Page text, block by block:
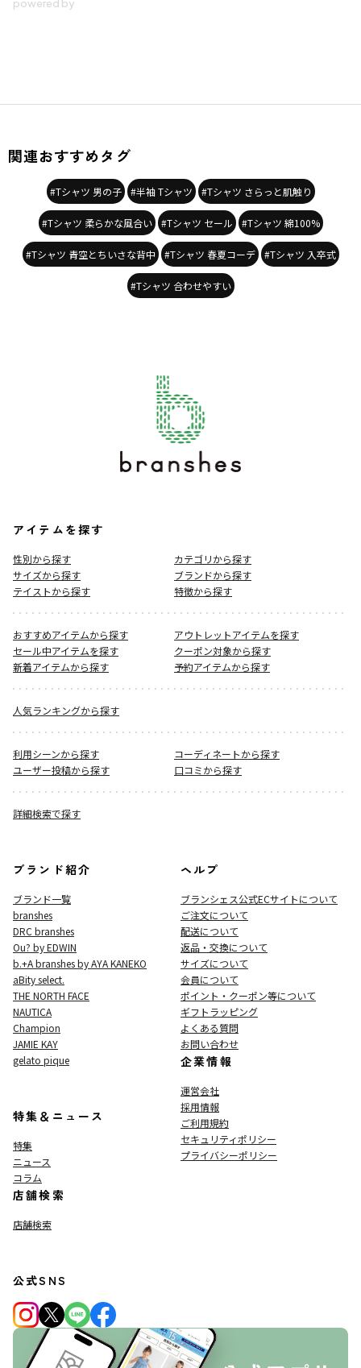
関連おすすめタグ
#Tシャツ 男の子 #半袖 Tシャツ #Tシャツ さらっと肌触り
#Tシャツ 柔らかな風合い #Tシャツ セール #Tシャツ 綿100%
#Tシャツ 青空とちいさな背中 #Tシャツ 春夏コーデ #Tシャツ 入卒式
#Tシャツ 合わせやすい
アイテムを探す
性別から探す
カテゴリから探す
サイズから探す
ブランドから探す
テイストから探す
特徴から探す
おすすめアイテムから探す
アウトレットアイテムを探す
セール中アイテムを探す
クーポン対象から探す
新着アイテムから探す
予約アイテムから探す
人気ランキングから探す
利用シーンから探す
コーディネートから探す
ユーザー投稿から探す
口コミから探す
詳細検索で探す
ブランド紹介
ブランド一覧
branshes
DRC branshes
Ou? by EDWIN
b.+A branshes by AYA KANEKO
aBity select.
THE NORTH FACE
NAUTICA
Champion
JAMIE KAY
gelato pique
特集＆ニュース
特集
ニュース
コラム
店舗検索
店舗検索
ヘルプ
ブランシェス公式ECサイトについて
ご注文について
配送について
返品・交換について
サイズについて
会員について
ポイント・クーポン等について
ギフトラッピング
よくある質問
お問い合わせ
企業情報
運営会社
採用情報
ご利用規約
セキュリティポリシー
プライバシーポリシー
公式SNS